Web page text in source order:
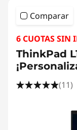
Comparar
6 CUOTAS SIN
ThinkPad
(11)